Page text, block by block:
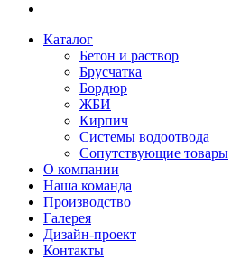
Каталог
Бетон и раствор
Брусчатка
Бордюр
ЖБИ
Кирпич
Системы водоотвода
Сопутствующие товары
О компании
Наша команда
Производство
Галерея
Дизайн-проект
Контакты